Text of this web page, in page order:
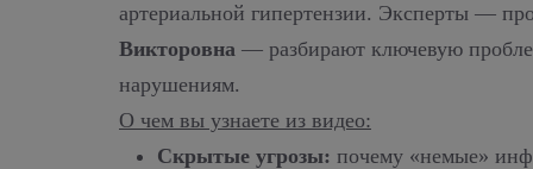
артериальной гипертензии. Эксперты —
Викторовна — разбирают ключевую
нарушениям.
О чем вы узнаете из видео:
Скрытые угрозы: почему «немые»